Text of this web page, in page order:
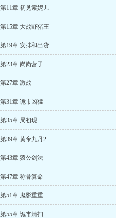
第11章 初见索妮儿
第15章 大战野猪王
第19章 安排和出货
第23章 岗岗营子
第27章 激战
第31章 诡市凶猛
第35章 局初现
第39章 黄帝九丹2
第43章 猿公剑法
第47章 称骨算命
第51章 鬼影重重
第55章 诡市清扫